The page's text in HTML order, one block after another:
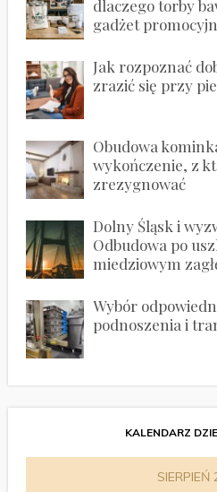
dlaczego torby
gadżet
Jak rozpoznać
zrazić się przy
Obudowa
wykończenie, z
zrezygnować
Dolny Śląsk i
Odbudowa po
miedziowym
Wybór
podnoszenia i
KALENDARZ
SIERPIEŃ